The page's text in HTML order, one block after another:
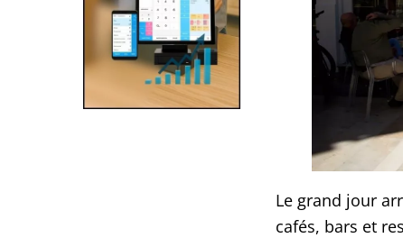
Le grand jour
cafés, bars et